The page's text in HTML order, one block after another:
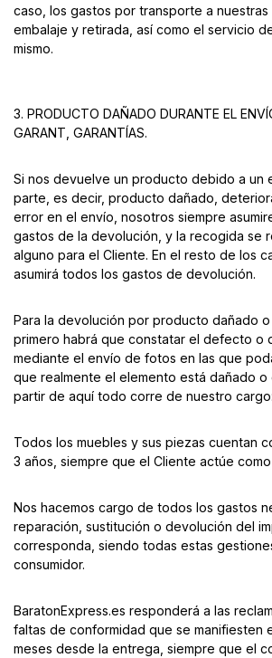
caso, los gastos por transporte a
embalaje y retirada, así como el servicio
mismo.
3. PRODUCTO DAÑADO DURANTE EL
GARANT, GARANTÍAS.
Si nos devuelve un producto debido a un
parte, es decir, producto dañado,
error en el envío, nosotros siempre
gastos de la devolución, y la recogida se
alguno para el Cliente. En el resto de los
asumirá todos los gastos de devolución.
Para la devolución por producto dañado
primero habrá que constatar el defecto o
mediante el envío de fotos en las que
que realmente el elemento está dañado o
partir de aquí todo corre de nuestro cargo:
Todos los muebles y sus piezas cuentan
3 años, siempre que el Cliente actúe
Nos hacemos cargo de todos los gastos
reparación, sustitución o devolución del
corresponda, siendo todas estas
consumidor.
BaratonExpress.es responderá a las
faltas de conformidad que se manifiesten
meses desde la entrega, siempre que el